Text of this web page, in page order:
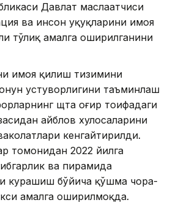
Давлат маслаҳатчиси
ва инсон ҳуқуқларини ҳимоя
тўлиқ амалга оширилганини
ҳимоя қилиш тизимини
устуворлигини таъминлаш
щта оғир тоифадаги
айблов хулосаларини
кенгайтирилди.
томонидан 2022 йилга
ва пирамида
курашиш бўйича қўшма чора-
амалга оширилмоқда.